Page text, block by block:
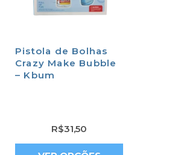
Pistola de Bolhas
Crazy Make Bubble
– Kbum
R$31,50